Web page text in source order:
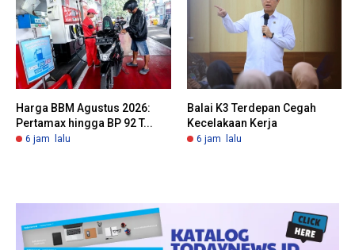
Harga BBM Agustus 2026:
Pertamax hingga BP 92 T...
6 jam lalu
Balai K3 Terdepan Cegah
Kecelakaan Kerja
6 jam lalu